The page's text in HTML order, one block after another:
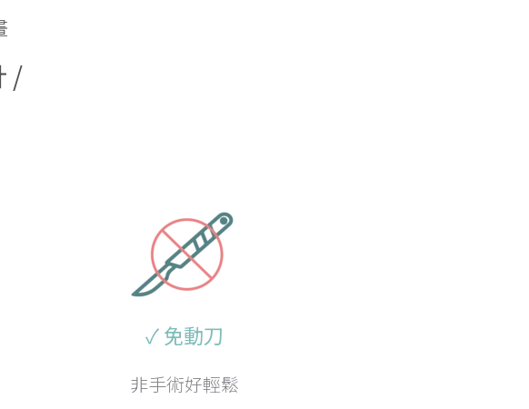
/
✓ 免動刀
非手術好輕鬆